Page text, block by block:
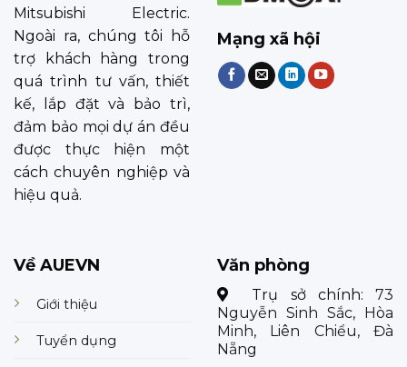
Mitsubishi Electric.
Ngoài ra, chúng tôi hỗ
trợ khách hàng trong
quá trình tư vấn, thiết
kế, lắp đặt và bảo trì,
đảm bảo mọi dự án đều
được thực hiện một
cách chuyên nghiệp và
hiệu quả.
Mạng xã hội
Về AUEVN
Giới thiệu
Tuyển dụng
Văn phòng
Trụ sở chính: 73
Nguyễn Sinh Sắc, Hòa
Minh, Liên Chiểu, Đà
Nẵng